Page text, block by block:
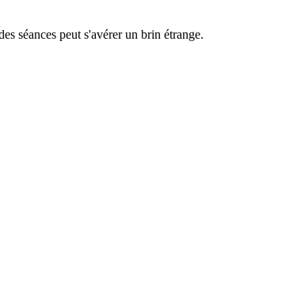
séances peut s'avérer un brin étrange.